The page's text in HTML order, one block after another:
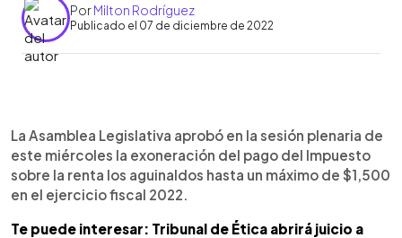
PorMilton Rodríguez
Publicado el 07 de diciembre de 2022
► Escuchar artículo
La Asamblea Legislativa aprobó en la sesión plenaria de
este miércoles la exoneración del pago del Impuesto
sobre la renta los aguinaldos hasta un máximo de $1,500
en el ejercicio fiscal 2022.
Te puede interesar: Tribunal de Ética abrirá juicio a